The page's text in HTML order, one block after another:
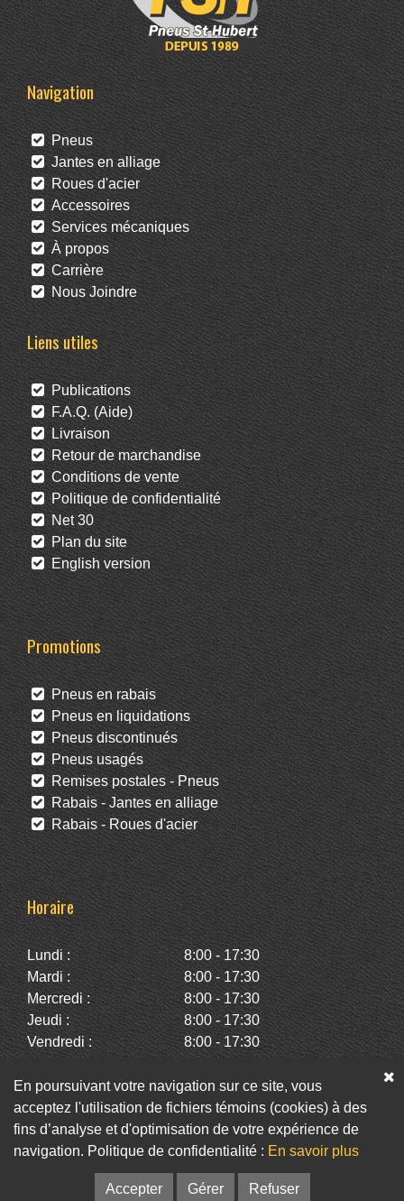
Navigation
Pneus
Jantes en alliage
Roues d'acier
Accessoires
Services mécaniques
À propos
Carrière
Nous Joindre
Liens utiles
Publications
F.A.Q. (Aide)
Livraison
Retour de marchandise
Conditions de vente
Politique de confidentialité
Net 30
Plan du site
English version
Promotions
Pneus en rabais
Pneus en liquidations
Pneus discontinués
Pneus usagés
Remises postales - Pneus
Rabais - Jantes en alliage
Rabais - Roues d'acier
Horaire
Lundi :
8:00 - 17:30
Mardi :
8:00 - 17:30
Mercredi :
8:00 - 17:30
Jeudi :
8:00 - 17:30
Vendredi :
8:00 - 17:30
Dimanche :
Fermé
Facebook Twitter Infolettre
© Pneus St-Hubert • Web : Option PME
En poursuivant votre navigation sur ce site, vous
acceptez l'utilisation de fichiers témoins (cookies) à des
fins d’analyse et d'optimisation de votre expérience de
navigation. Politique de confidentialité : En savoir plus
Accepter Gérer Refuser